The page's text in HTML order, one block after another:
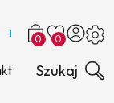
0 0
Szukaj